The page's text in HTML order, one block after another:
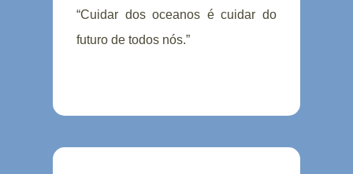
“Cuidar dos oceanos é cuidar do
futuro de todos nós.”